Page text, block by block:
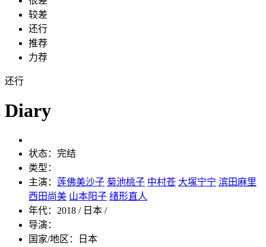
较差
还行
推荐
力荐
还行
Diary
状态： 完结
类型：
主演： 莲佛美沙子 菊池桃子 中村苍 大塚宁宁 滨田麻里
西田尚美 山本阳子 绪形直人
年代： 2018 / 日本 /
导演：
国家/地区：
日本